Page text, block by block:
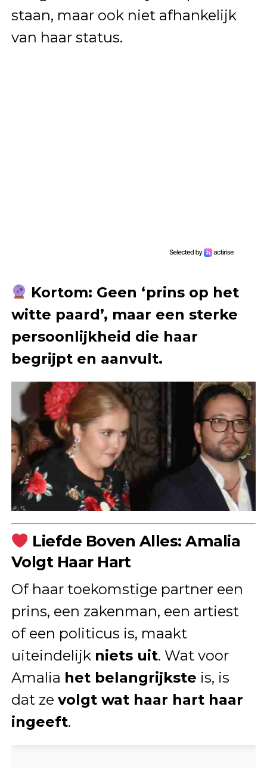
staan, maar ook niet afhankelijk
van haar status.
Kortom: Geen ‘prins op het
witte paard’, maar een sterke
persoonlijkheid die haar
begrijpt en aanvult.
Liefde Boven Alles: Amalia
Volgt Haar Hart
Of haar toekomstige partner een
prins, een zakenman, een artiest
of een politicus is, maakt
uiteindelijk niets uit. Wat voor
Amalia het belangrijkste is, is
dat ze volgt wat haar hart haar
ingeeft.